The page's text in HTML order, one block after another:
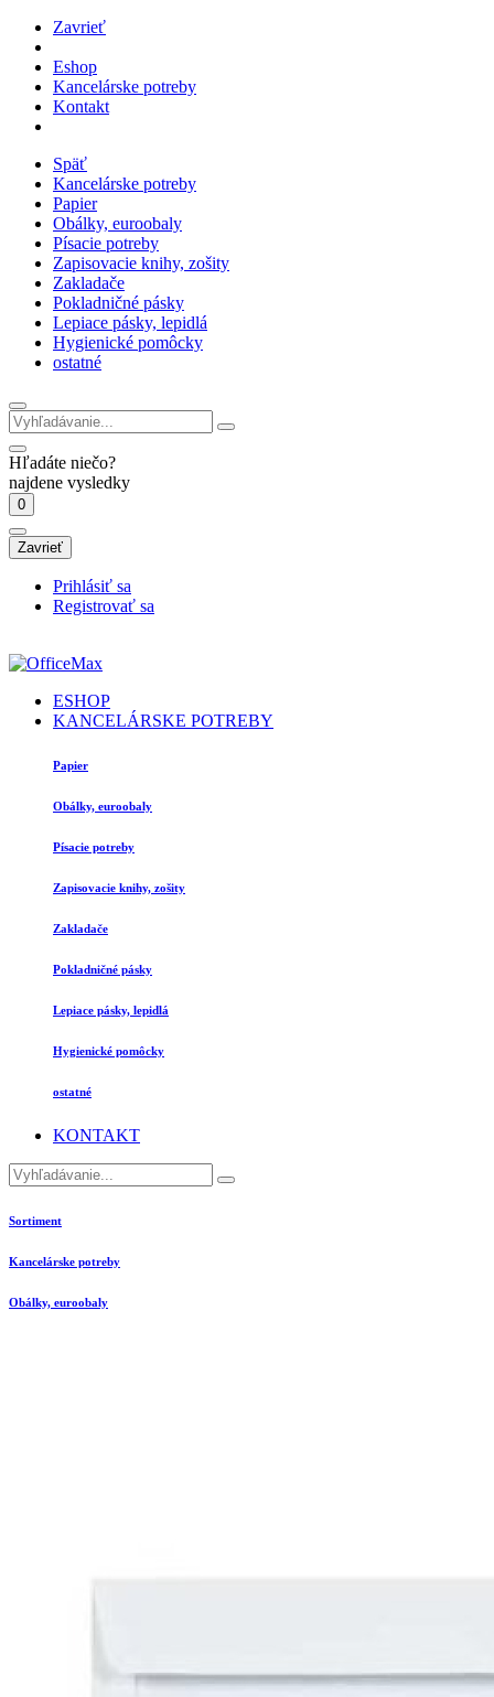
Zavrieť
Eshop
Kancelárske potreby
Kontakt
Späť
Kancelárske potreby
Papier
Obálky, euroobaly
Písacie potreby
Zapisovacie knihy, zošity
Zakladače
Pokladničné pásky
Lepiace pásky, lepidlá
Hygienické pomôcky
ostatné
Hľadáte niečo?
najdene vysledky
0
Zavrieť
Prihlásiť sa
Registrovať sa
ESHOP
KANCELÁRSKE POTREBY
Papier
Obálky, euroobaly
Písacie potreby
Zapisovacie knihy, zošity
Zakladače
Pokladničné pásky
Lepiace pásky, lepidlá
Hygienické pomôcky
ostatné
KONTAKT
Sortiment
Kancelárske potreby
Obálky, euroobaly